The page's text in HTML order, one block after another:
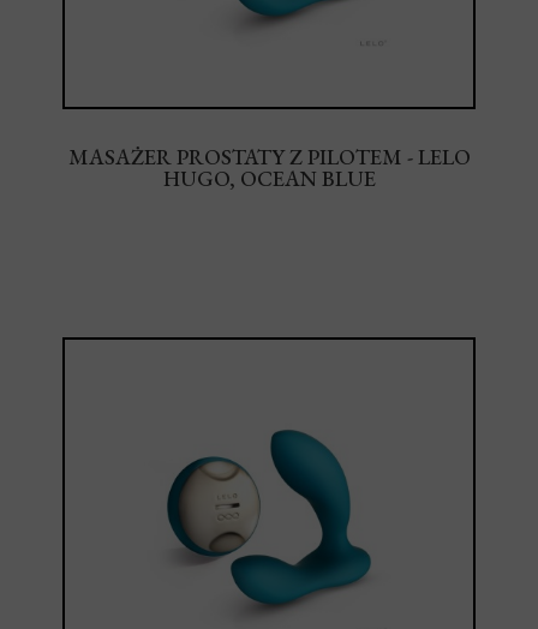
MASAŻER PROSTATY Z PILOTEM - LELO
HUGO, OCEAN BLUE